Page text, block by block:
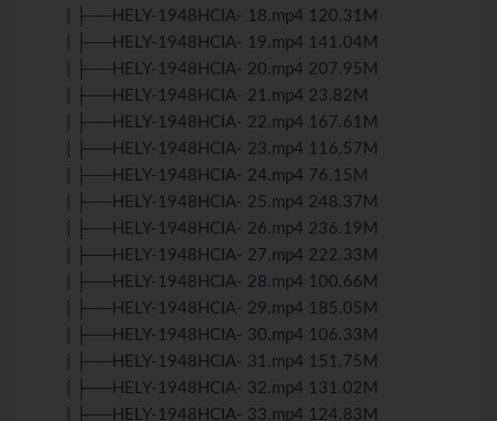
| ├──HELY-1948HCIA- 18.mp4 120.31M
| ├──HELY-1948HCIA- 19.mp4 141.04M
| ├──HELY-1948HCIA- 20.mp4 207.95M
| ├──HELY-1948HCIA- 21.mp4 23.82M
| ├──HELY-1948HCIA- 22.mp4 167.61M
| ├──HELY-1948HCIA- 23.mp4 116.57M
| ├──HELY-1948HCIA- 24.mp4 76.15M
| ├──HELY-1948HCIA- 25.mp4 248.37M
| ├──HELY-1948HCIA- 26.mp4 236.19M
| ├──HELY-1948HCIA- 27.mp4 222.33M
| ├──HELY-1948HCIA- 28.mp4 100.66M
| ├──HELY-1948HCIA- 29.mp4 185.05M
| ├──HELY-1948HCIA- 30.mp4 106.33M
| ├──HELY-1948HCIA- 31.mp4 151.75M
| ├──HELY-1948HCIA- 32.mp4 131.02M
| ├──HELY-1948HCIA- 33.mp4 124.83M